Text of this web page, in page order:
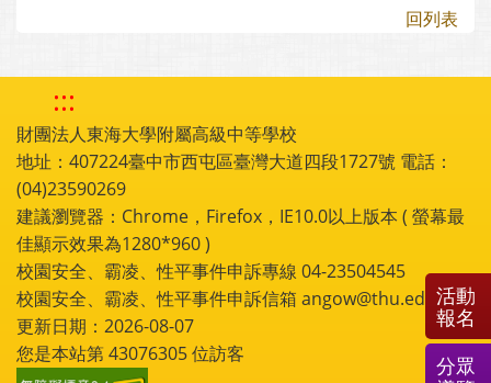
回列表
:::
財團法人東海大學附屬高級中等學校
地址：407224臺中市西屯區臺灣大道四段1727號 電話：
(04)23590269
建議瀏覽器：Chrome，Firefox，IE10.0以上版本 ( 螢幕最
佳顯示效果為1280*960 )
校園安全、霸凌、性平事件申訴專線 04-23504545
校園安全、霸凌、性平事件申訴信箱 angow@thu.edu.tw
更新日期：2026-08-07
您是本站第43076305位訪客
活動
報名
分眾